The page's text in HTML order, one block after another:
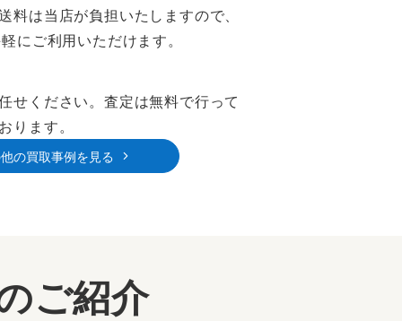
は当店が負担いたしますので、
にご利用いただけます。
せください。査定は無料で行って
ります。
の買取事例を見る
ご紹介